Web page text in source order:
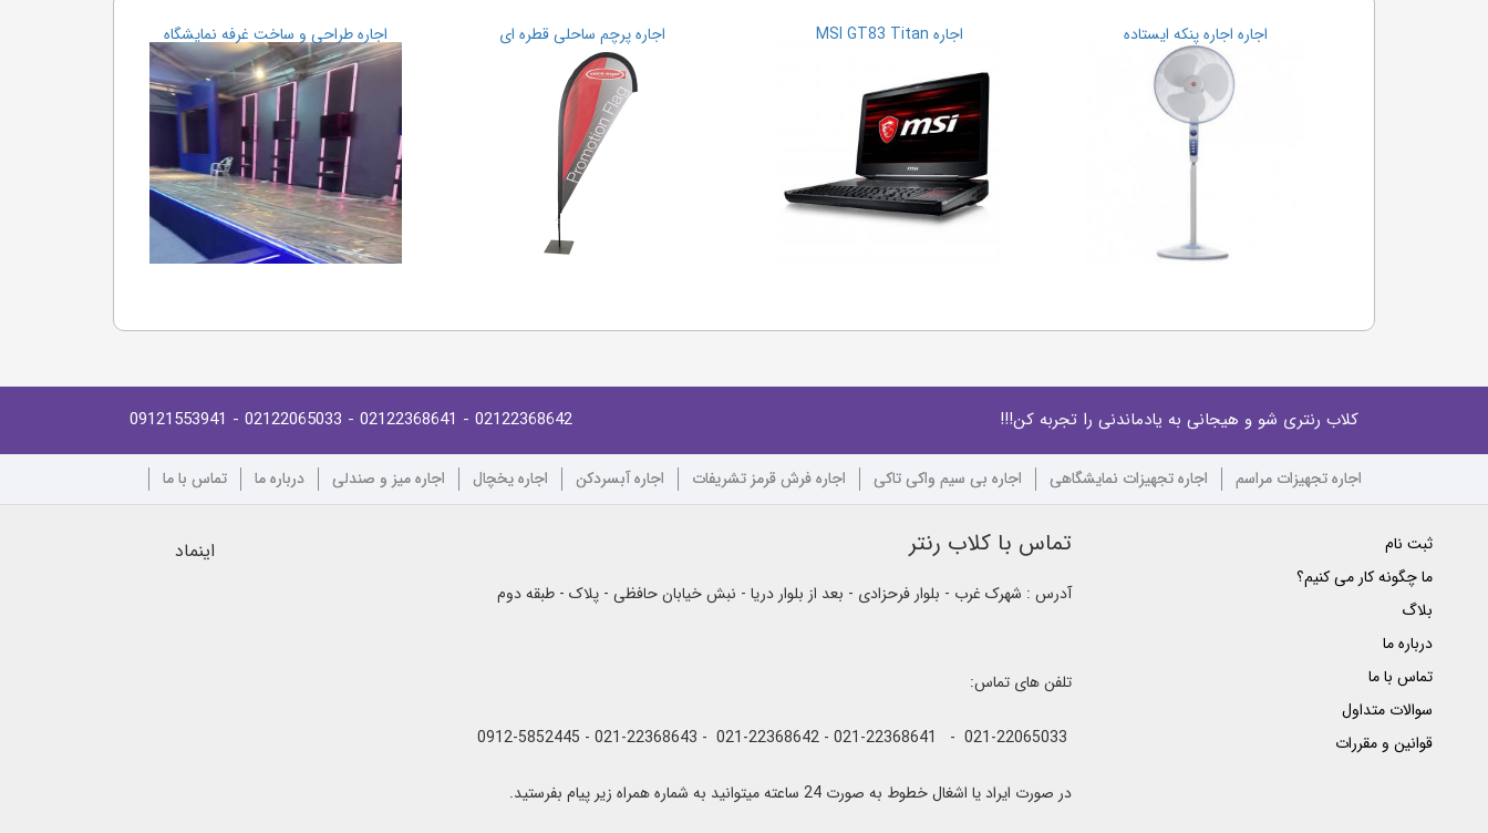
اجاره اجاره پنکه ایستاده اجاره MSI GT83 Titan اجاره پرچم ساحلی قطره ای اجاره طراحی و ساخت غرفه نمایشگاه
کلاب رنتری شو و هیجانی به یادماندنی را تجربه کن!!! 02122368642
- 02122368641
- 02122065033
- 09121553941
اجاره تجهیزات مراسم اجاره تجهیزات نمایشگاهی اجاره بی سیم واکی تاکی اجاره فرش قرمز تشریفات اجاره آبسردکن اجاره یخچال اجاره میز و صندلی درباره ما تماس با ما
ثبت نام
ما چگونه کار می کنیم؟
بلاگ
درباره ما
تماس با ما
سوالات متداول
قوانین و مقررات
تماس با کلاب رنتر
آدرس : شهرک غرب - بلوار فرحزادی - بعد از بلوار دریا - نبش خیابان حافظی - پلاک - طبقه دوم
تلفن های تماس:
در صورت ایراد یا اشغال خطوط به صورت 24 ساعته میتوانید به شماره همراه زیر پیام بفرستید.
اینماد